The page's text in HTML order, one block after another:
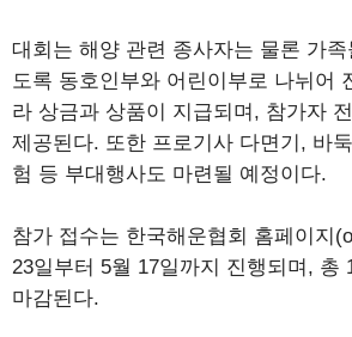
대회는 해양 관련 종사자는 물론 가
도록 동호인부와 어린이부로 나뉘어
라 상금과 상품이 지급되며, 참가자
제공된다. 또한 프로기사 다면기, 바
험 등 부대행사도 마련될 예정이다.
참가 접수는 한국해운협회 홈페이지
23일부터 5월 17일까지 진행되며, 총
마감된다.